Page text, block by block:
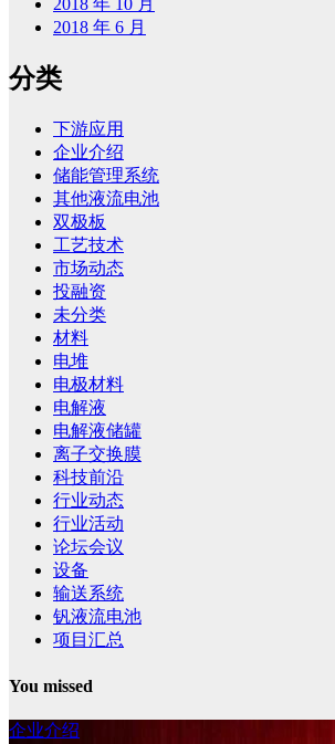
2018 年 6 月
分类
下游应用
企业介绍
储能管理系统
其他液流电池
双极板
工艺技术
市场动态
投融资
未分类
材料
电堆
电极材料
电解液
电解液储罐
离子交换膜
科技前沿
行业动态
行业活动
论坛会议
设备
输送系统
钒液流电池
项目汇总
You missed
企业介绍